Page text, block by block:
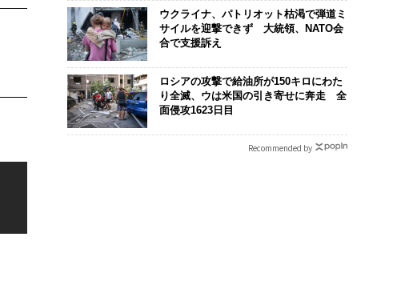
ウクライナ、パトリオット枯渇で弾道ミ
サイルを迎撃できず 大統領、NATO会
合で支援訴え
ロシアの攻撃で給油所が150キロにわた
り全滅、ウは米国の引き寄せに奔走 全
面侵攻1623日目
Recommended by